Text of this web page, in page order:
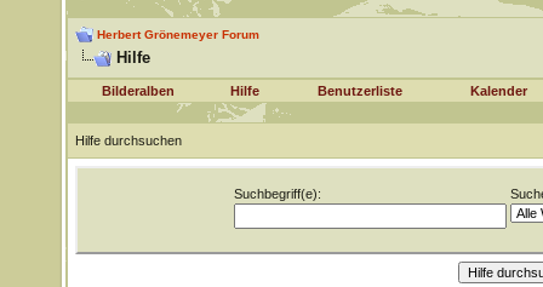
Herbert Grönemeyer Forum
Hilfe
Bilderalben Hilfe Benutzerliste Kalender
Hilfe durchsuchen
Suchbegriff(e):